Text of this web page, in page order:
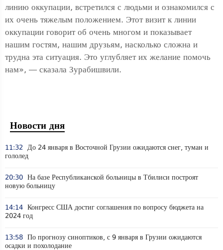
линию оккупации, встретился с людьми и ознакомился с
их очень тяжелым положением. Этот визит к линии
оккупации говорит об очень многом и показывает
нашим гостям, нашим друзьям, насколько сложна и
трудна эта ситуация. Это углубляет их желание помочь
нам», — сказала Зурабишвили.
Новости дня
11:32
До 24 января в Восточной Грузии ожидаются снег, туман и
гололед
20:30 На базе Республиканской больницы в Тбилиси построят
новую больницу
14:14 Конгресс США достиг соглашения по вопросу бюджета на
2024 год
13:58 По прогнозу синоптиков, с 9 января в Грузии ожидаются
осадки и похолодание